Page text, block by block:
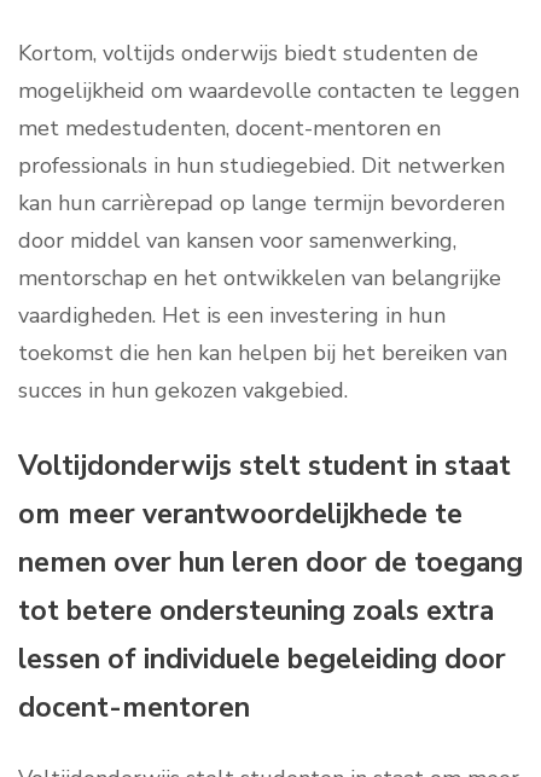
Kortom, voltijds onderwijs biedt studenten de
mogelijkheid om waardevolle contacten te leggen
met medestudenten, docent-mentoren en
professionals in hun studiegebied. Dit netwerken
kan hun carrièrepad op lange termijn bevorderen
door middel van kansen voor samenwerking,
mentorschap en het ontwikkelen van belangrijke
vaardigheden. Het is een investering in hun
toekomst die hen kan helpen bij het bereiken van
succes in hun gekozen vakgebied.
Voltijdonderwijs stelt student in staat
om meer verantwoordelijkhede te
nemen over hun leren door de toegang
tot betere ondersteuning zoals extra
lessen of individuele begeleiding door
docent-mentoren